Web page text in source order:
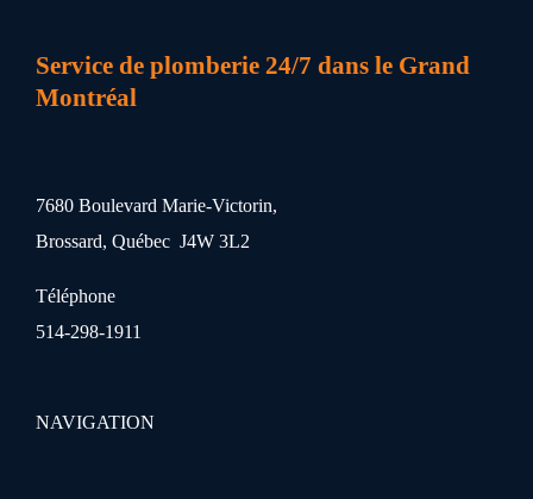
Service de plomberie 24/7 dans le Grand
Montréal
7680 Boulevard Marie-Victorin,
Brossard, Québec J4W 3L2
Téléphone
514-298-1911
NAVIGATION